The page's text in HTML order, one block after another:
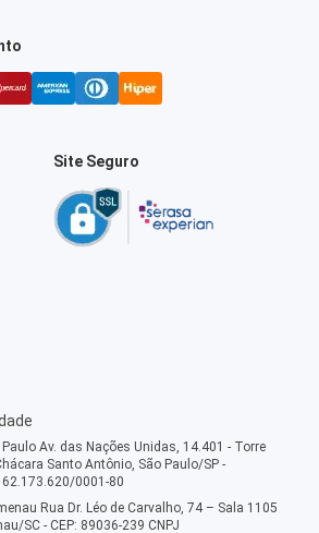
Site Seguro
Av. das Nações Unidas, 14.401 - Torre
Santo Antônio, São Paulo/SP -
62.173.620/0001-80
Rua Dr. Léo de Carvalho, 74 – Sala 1105
SC - CEP: 89036-239 CNPJ